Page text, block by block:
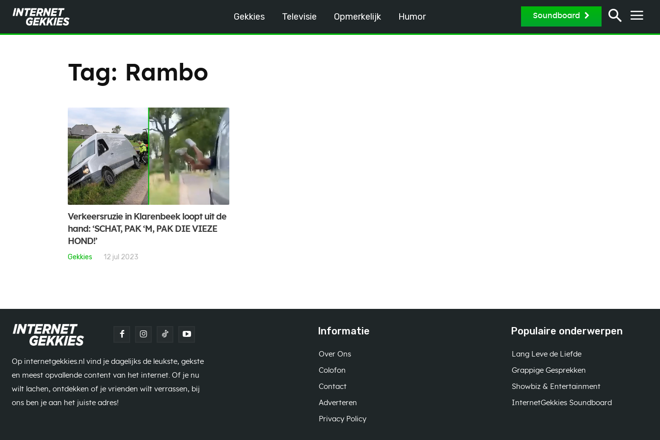
Gekkies Televisie Opmerkelijk Humor Soundboard
Tag: Rambo
Verkeersruzie in Klarenbeek loopt uit de
hand: ‘SCHAT, PAK ‘M, PAK DIE VIEZE
HOND!’
Gekkies 12 jul 2023
Op internetgekkies.nl vind je dagelijks de leukste, gekste
en meest opvallende content van het internet. Of je nu
wilt lachen, ontdekken of je vrienden wilt verrassen, bij
ons ben je aan het juiste adres!
Informatie
Over Ons
Colofon
Contact
Adverteren
Privacy Policy
Populaire onderwerpen
Lang Leve de Liefde
Grappige Gesprekken
Showbiz & Entertainment
InternetGekkies Soundboard